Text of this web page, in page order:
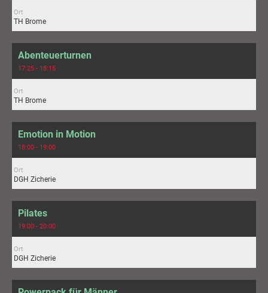
Ort
TH Brome
Abenteuerturnen
17:25 - 18:15
Ort
TH Brome
Emotion in Motion
18:00 - 19:00
Ort
DGH Zicherie
Pilates
19:00 - 20:00
Ort
DGH Zicherie